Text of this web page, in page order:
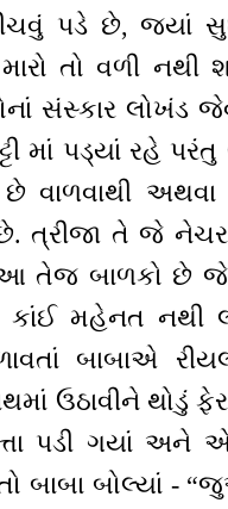
પડે છે, જ્યાં
મારો તો વળી
સંસ્કાર લોખંડ
માં પડ્યાં રહે પરંતુ
વાળવાથી
ત્રીજા તે જે
તેજ બાળકો છે
કાંઈ મહેનત નથી
બાબાએ
ઉઠાવીને થોડું
પડી ગયાં અને
બાબા બોલ્યાં -